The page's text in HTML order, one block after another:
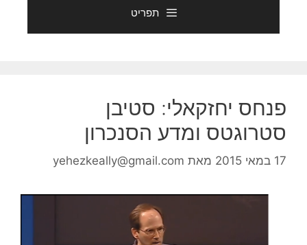
תפריט
פנחס יחזקאלי: סטיבן
סטרוגטס ומדע הסנכרון
17 במאי 2015 מאת yehezkeally@gmail.com